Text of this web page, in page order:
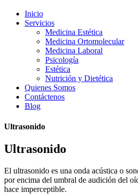
Inicio
Servicios
Medicina Estética
Medicina Ortomolecular
Medicina Laboral
Psicología
Estética
Nutrición y Dietética
Quienes Somos
Contáctenos
Blog
Ultrasonido
Ultrasonido
El ultrasonido es una onda acústica o
por encima del umbral de audición del
hace imperceptible.